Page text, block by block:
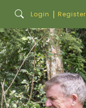
Login | Register